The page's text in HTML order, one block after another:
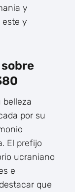
y
este y
belleza
por su
El prefijo
ucraniano
e
que